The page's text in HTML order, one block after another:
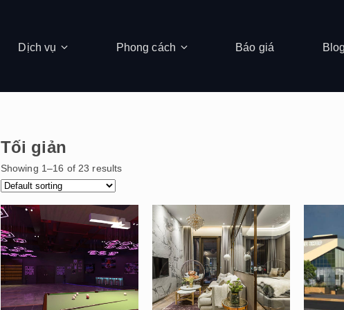
Dịch vụ Phong cách Báo giá
Tối giản
Showing 1–16 of 23 results